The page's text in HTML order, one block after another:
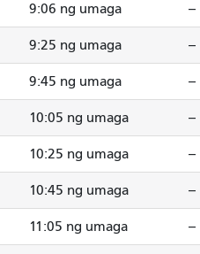
9:06 ng umaga --
9:25 ng umaga --
9:45 ng umaga --
10:05 ng umaga --
10:25 ng umaga --
10:45 ng umaga --
11:05 ng umaga --